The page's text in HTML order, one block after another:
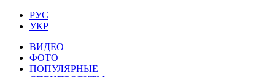
РУС
УКР
ВИДЕО
ФОТО
ПОПУЛЯРНЫЕ